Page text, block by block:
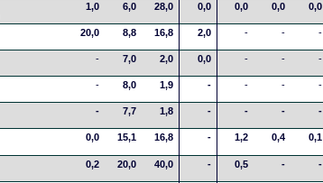
1,0 6,0 28,0 0,0 0,0 0,0 0,0
20,0 8,8 16,8 2,0 - - -
- 7,0 2,0 0,0 - - -
- 8,0 1,9 - - - -
- 7,7 1,8 - - - -
0,0 15,1 16,8 - 1,2 0,4 0,1
0,2 20,0 40,0 - 0,5 - -